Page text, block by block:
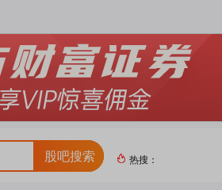
股吧搜索
热门
热搜：